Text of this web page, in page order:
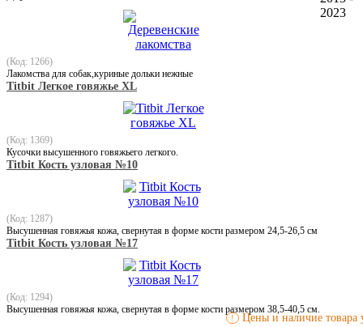
(Код: 1266)
Лакомства для собак,куриные дольки нежные
Titbit Легкое говяжье XL
(Код: 1369)
Кусочки высушенного говяжьего легкого.
Titbit Кость узловая №10
(Код: 1287)
Высушенная говяжья кожа, свернутая в форме кости размером 24,5-26,5 см
Titbit Кость узловая №17
(Код: 1294)
Высушенная говяжья кожа, свернутая в форме кости размером 38,5-40,5 см.
! Цены и наличие товара
2023